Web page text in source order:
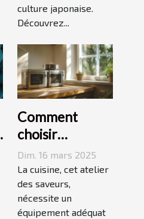
culture japonaise.
Découvrez...
Comment
choisir
l'équipement
de cuisine idéal
pour vos
recettes
Dim. 16 mars 2025
La cuisine, cet atelier
des saveurs,
nécessite un
équipement adéquat